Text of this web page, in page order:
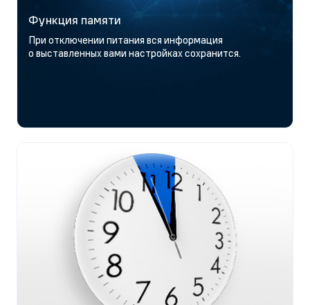
Функция памяти
При отключении питания вся информация
о выставленных вами настройках сохранится.